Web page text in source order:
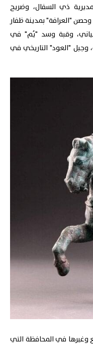
ذي السفال، وضريح
"العرافة" بمدينة ظفار
وقبة وسد "يُم" في
وجبل "العود" التاريخي في
وغيرها في المحافظة التي